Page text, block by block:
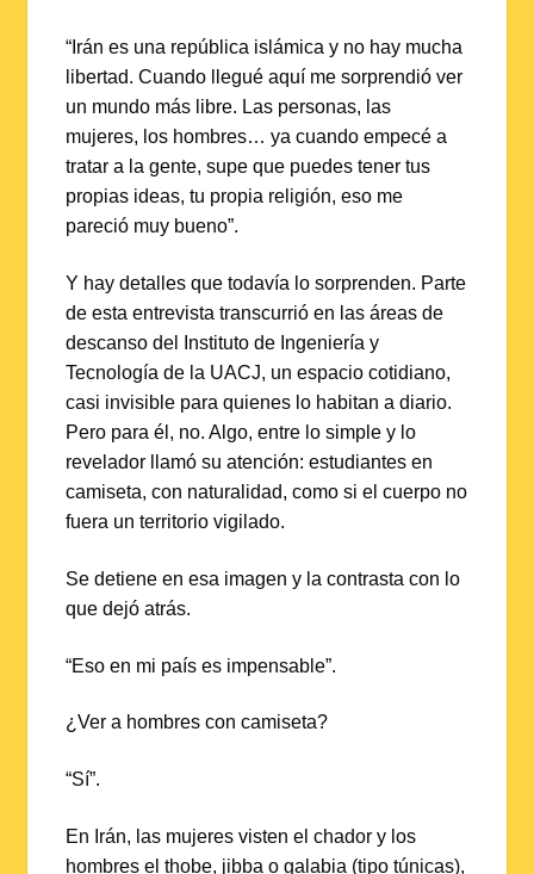
“Irán es una república islámica y no hay mucha
libertad. Cuando llegué aquí me sorprendió ver
un mundo más libre. Las personas, las
mujeres, los hombres… ya cuando empecé a
tratar a la gente, supe que puedes tener tus
propias ideas, tu propia religión, eso me
pareció muy bueno”.
Y hay detalles que todavía lo sorprenden. Parte
de esta entrevista transcurrió en las áreas de
descanso del Instituto de Ingeniería y
Tecnología de la UACJ, un espacio cotidiano,
casi invisible para quienes lo habitan a diario.
Pero para él, no. Algo, entre lo simple y lo
revelador llamó su atención: estudiantes en
camiseta, con naturalidad, como si el cuerpo no
fuera un territorio vigilado.
Se detiene en esa imagen y la contrasta con lo
que dejó atrás.
“Eso en mi país es impensable”.
¿Ver a hombres con camiseta?
“Sí”.
En Irán, las mujeres visten el chador y los
hombres el thobe, jibba o galabia (tipo túnicas),